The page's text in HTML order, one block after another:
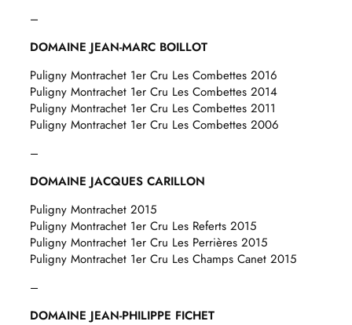
–
DOMAINE JEAN-MARC BOILLOT
Puligny Montrachet 1er Cru Les Combettes 2016
Puligny Montrachet 1er Cru Les Combettes 2014
Puligny Montrachet 1er Cru Les Combettes 2011
Puligny Montrachet 1er Cru Les Combettes 2006
–
DOMAINE JACQUES CARILLON
Puligny Montrachet 2015
Puligny Montrachet 1er Cru Les Referts 2015
Puligny Montrachet 1er Cru Les Perrières 2015
Puligny Montrachet 1er Cru Les Champs Canet 2015
–
DOMAINE JEAN-PHILIPPE FICHET